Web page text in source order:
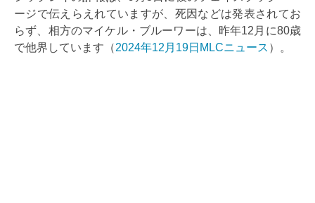
ージで伝えらえれていますが、死因などは発表されてお
らず、相方のマイケル・ブルーワーは、昨年12月に80歳
で他界しています（2024年12月19日MLCニュース ）。